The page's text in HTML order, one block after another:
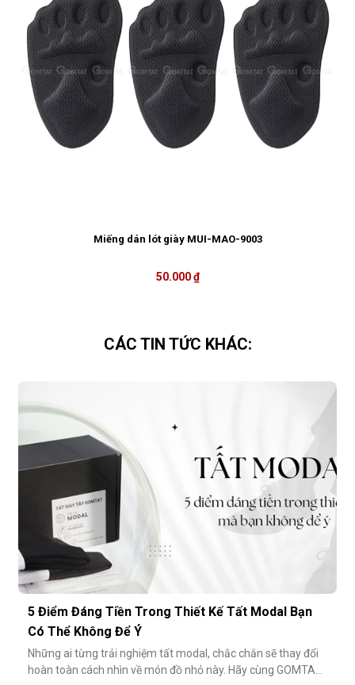
Miếng dán lót giày MUI-MAO-9003
50.000 ₫
CÁC TIN TỨC KHÁC:
5 Điểm Đáng Tiền Trong Thiết Kế Tất Modal Bạn
Có Thể Không Để Ý
Những ai từng trải nghiệm tất modal, chắc chắn sẽ thay đổi
hoàn toàn cách nhìn về món đồ nhỏ này. Hãy cùng GOMTAT